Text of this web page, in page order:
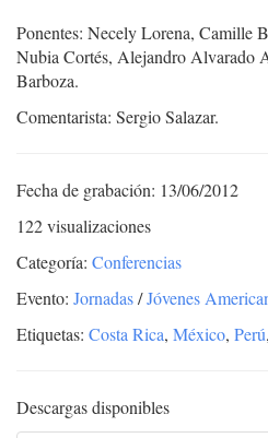
Ponentes: Necely Lorena, Camille
Nubia Cortés, Alejandro Alvarado
Barboza.
Comentarista: Sergio Salazar.
Fecha de grabación: 13/06/2012
122 visualizaciones
Categoría: Conferencias
Evento: Jornadas/Jóvenes
Etiquetas: Costa Rica, México, Perú,
Descargas disponibles